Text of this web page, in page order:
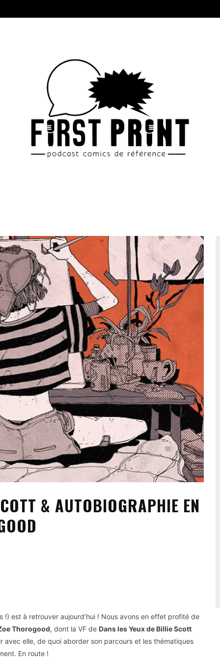
& AUTOBIOGRAPHIE EN
!) est à retrouver aujourd’hui ! Nous avons en effet profité de
Thorogood, dont la VF de Dans les Yeux de Billie Scott
avec elle, de quoi aborder son parcours et les thématiques
En route !